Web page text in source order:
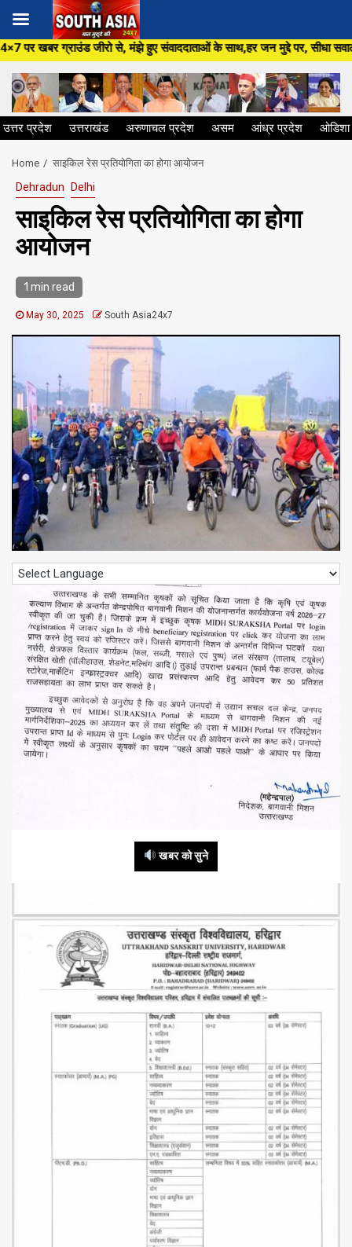
Skip
to
content
जीरो से, मंझे हुए संवाददाताओं के साथ,हर जन मुद्दे पर, सीधा सवाल
उत्तर प्रदेश उत्तराखंड अरुणाचल प्रदेश असम आंध्र प्रदेश ओडिशा
Home साइकिल रेस प्रतियोगिता का होगा आयोजन
Dehradun Delhi
साइकिल रेस प्रतियोगिता का होगा
आयोजन
1 min read
May 30, 2025 South Asia24x7
खबर को सुने